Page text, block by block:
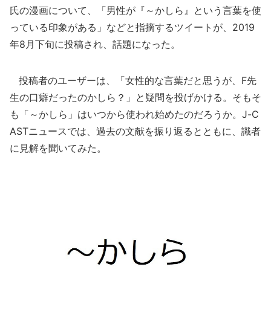
氏の漫画について、「男性が『～かしら』という言葉を使
っている印象がある」などと指摘するツイートが、2019
年8月下旬に投稿され、話題になった。
投稿者のユーザーは、「女性的な言葉だと思うが、F先
生の口癖だったのかしら？」と疑問を投げかける。そもそ
も「～かしら」はいつから使われ始めたのだろうか。J-C
ASTニュースでは、過去の文献を振り返るとともに、識者
に見解を聞いてみた。